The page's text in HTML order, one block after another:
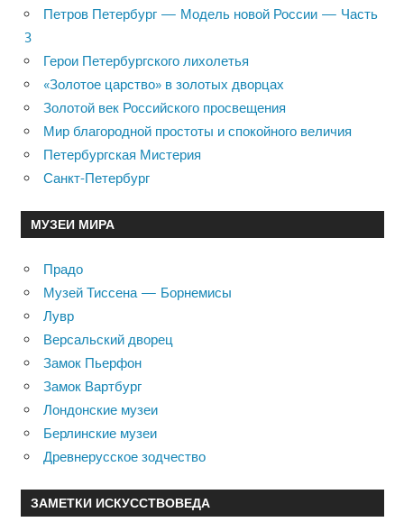
Петров Петербург — Модель новой России — Часть
3
Герои Петербургского лихолетья
«Золотое царство» в золотых дворцах
Золотой век Российского просвещения
Мир благородной простоты и спокойного величия
Петербургская Мистерия
Санкт-Петербург
МУЗЕИ МИРА
Прадо
Музей Тиссена — Борнемисы
Лувр
Версальский дворец
Замок Пьерфон
Замок Вартбург
Лондонские музеи
Берлинские музеи
Древнерусское зодчество
ЗАМЕТКИ ИСКУССТВОВЕДА